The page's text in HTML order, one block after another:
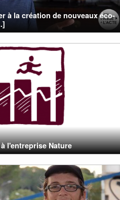
à la création de nouveaux éco-
l'entreprise Nature